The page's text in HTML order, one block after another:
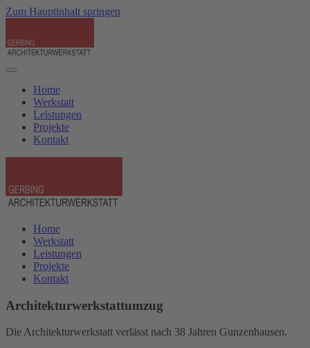
Zum Hauptinhalt springen
Home
Werkstatt
Leistungen
Projekte
Kontakt
Home
Werkstatt
Leistungen
Projekte
Kontakt
Architekturwerkstattumzug
Die Architekturwerkstatt verlässt nach 38 Jahren Gunzenhausen.